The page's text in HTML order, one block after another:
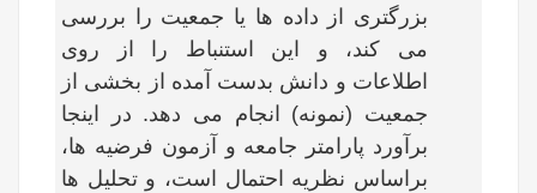
بزرگتری از داده ها یا جمعیت را بررسی
می کند، و این استنباط را از روی
اطلاعات و دانش بدست آمده از بخشی از
جمعیت (نمونه) انجام می دهد. در اینجا
برآورد پارامتر جامعه و آزمون فرضیه ها،
براساس نظریه احتمال است، و تحلیل ها